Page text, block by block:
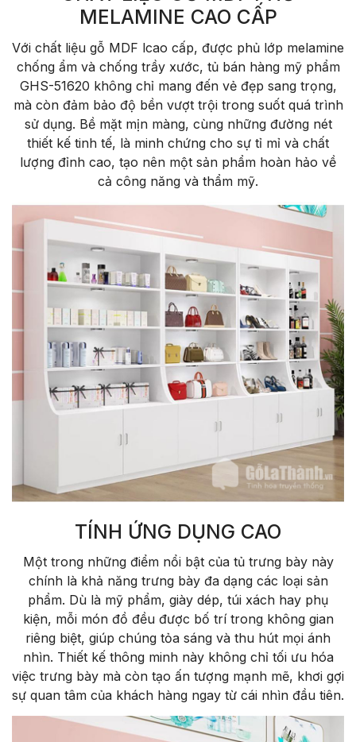
MELAMINE CAO CẤP
Với chất liệu gỗ MDF lcao cấp, được phủ lớp melamine
chống ẩm và chống trầy xước, tủ bán hàng mỹ phẩm
GHS-51620 không chỉ mang đến vẻ đẹp sang trọng,
mà còn đảm bảo độ bền vượt trội trong suốt quá trình
sử dụng. Bề mặt mịn màng, cùng những đường nét
thiết kế tinh tế, là minh chứng cho sự tỉ mỉ và chất
lượng đỉnh cao, tạo nên một sản phẩm hoàn hảo về
cả công năng và thẩm mỹ.
TÍNH ỨNG DỤNG CAO
Một trong những điểm nổi bật của tủ trưng bày này
chính là khả năng trưng bày đa dạng các loại sản
phẩm. Dù là mỹ phẩm, giày dép, túi xách hay phụ
kiện, mỗi món đồ đều được bố trí trong không gian
riêng biệt, giúp chúng tỏa sáng và thu hút mọi ánh
nhìn. Thiết kế thông minh này không chỉ tối ưu hóa
việc trưng bày mà còn tạo ấn tượng mạnh mẽ, khơi gợi
sự quan tâm của khách hàng ngay từ cái nhìn đầu tiên.